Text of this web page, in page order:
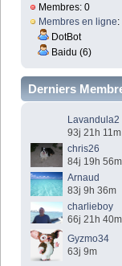
Membres: 0
Membres en ligne:
DotBot
Baidu (6)
Derniers
Lavandula2
93j 21h 11m
chris26
84j 19h 56m
Arnaud
83j 9h 36m
charlieboy
66j 21h 40m
Gyzmo34
63j 9m